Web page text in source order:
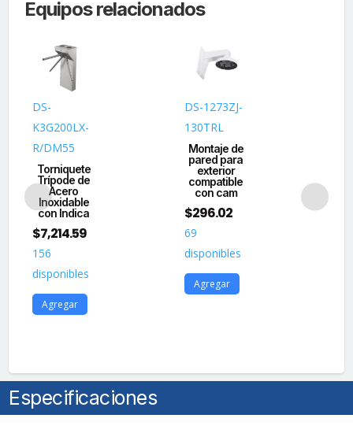
DERECHO
cms
Preparación
para
Instalar
Terminal
Facial
con
KAB6ZU1
(No
incluidos)
MCBF
4
Equipos relacionados
DS-
K3G200LX-
R/DM55
Torniquete
Trípode de
Acero
Inoxidable
con Indica
$7,214.59
156
disponibles
Agregar
DS-1273ZJ-
130TRL
Montaje de
pared para
exterior
compatible
con cam
$296.02
69
disponibles
Agregar
Especificaciones